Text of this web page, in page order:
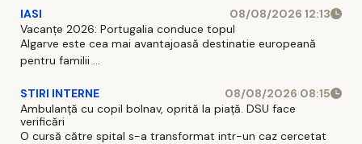
IASI
08/08/2026 12:13
Vacanțe 2026: Portugalia conduce topul
Algarve este cea mai avantajoasă destinatie europeană
pentru familii ...
STIRI INTERNE
08/08/2026 08:15
Ambulanță cu copil bolnav, oprită la piață. DSU face
verificări
O cursă către spital s-a transformat intr-un caz cercetat